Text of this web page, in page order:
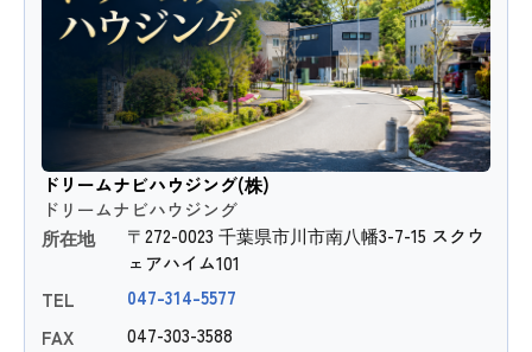
ドリームナビハウジング(株)
ドリームナビハウジング
所在地
〒272-0023 千葉県市川市南八幡3-7-15 スクウ
ェアハイム101
TEL
047-314-5577
FAX
047-303-3588